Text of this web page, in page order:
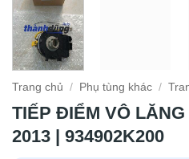
Trang chủ / Phụ tùng khác /
TIẾP ĐIỂM VÔ
2013 | 934902K200